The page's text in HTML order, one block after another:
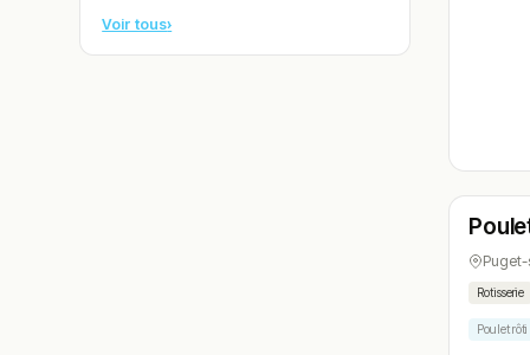
Voir tous›
N° 6
Fermé
Rotisserie
Poulet rôti